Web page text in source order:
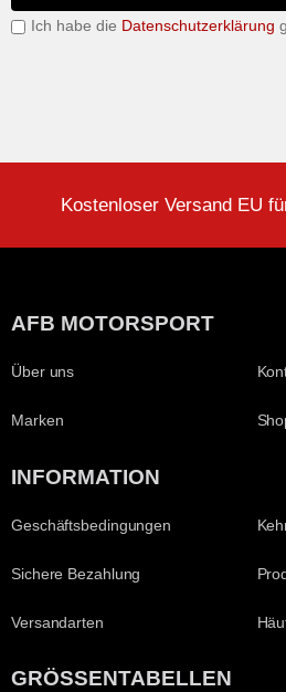
Ich habe die Datenschutzerklärung
Kostenloser Versand EU
AFB MOTORSPORT
Über uns
Marken
INFORMATION
Geschäftsbedingungen
Sichere Bezahlung
Versandarten
GRÖSSENTABELLEN